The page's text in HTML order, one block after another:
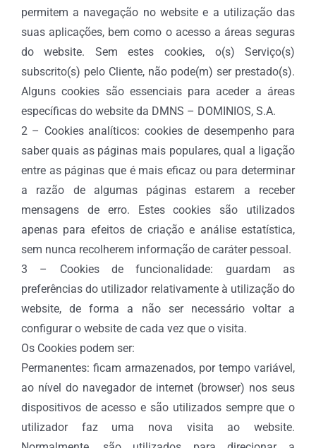
permitem a navegação no website e a utilização das
suas aplicações, bem como o acesso a áreas seguras
do website. Sem estes cookies, o(s) Serviço(s)
subscrito(s) pelo Cliente, não pode(m) ser prestado(s).
Alguns cookies são essenciais para aceder a áreas
específicas do website da DMNS – DOMINIOS, S.A.
2 – Cookies analíticos: cookies de desempenho para
saber quais as páginas mais populares, qual a ligação
entre as páginas que é mais eficaz ou para determinar
a razão de algumas páginas estarem a receber
mensagens de erro. Estes cookies são utilizados
apenas para efeitos de criação e análise estatística,
sem nunca recolherem informação de caráter pessoal.
3 – Cookies de funcionalidade: guardam as
preferências do utilizador relativamente à utilização do
website, de forma a não ser necessário voltar a
configurar o website de cada vez que o visita.
Os Cookies podem ser:
Permanentes: ficam armazenados, por tempo variável,
ao nível do navegador de internet (browser) nos seus
dispositivos de acesso e são utilizados sempre que o
utilizador faz uma nova visita ao website.